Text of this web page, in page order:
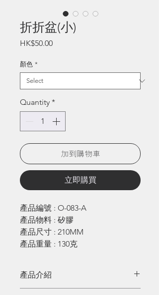
折折盆(小)
HK$50.00Price
顏色 *
Quantity *
加到購物車
立即購買
產品編號 : O-083-A
產品物料 : 矽膠
產品尺寸 : 210MM
產品重量 : 130克
產品介紹